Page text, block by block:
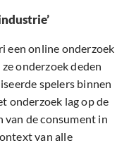
een online onderzoek
onderzoek deden
spelers binnen
onderzoek lag op de
van de consument in
van alle